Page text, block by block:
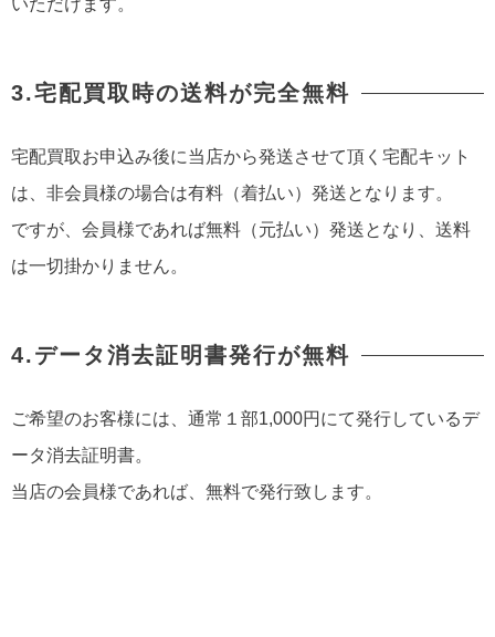
いただけます。
3.宅配買取時の送料が完全無料
宅配買取お申込み後に当店から発送させて頂く宅配キット
は、非会員様の場合は有料（着払い）発送となります。
ですが、会員様であれば無料（元払い）発送となり、送料
は一切掛かりません。
4.データ消去証明書発行が無料
ご希望のお客様には、通常１部1,000円にて発行しているデ
ータ消去証明書。
当店の会員様であれば、無料で発行致します。